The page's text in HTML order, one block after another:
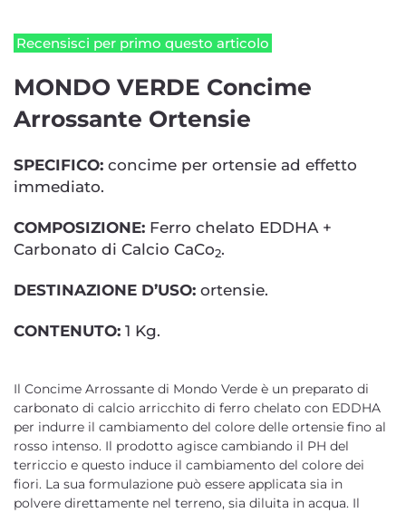
Recensisci per primo questo articolo
MONDO VERDE Concime
Arrossante Ortensie
SPECIFICO: concime per ortensie ad effetto
immediato.
COMPOSIZIONE: Ferro chelato EDDHA +
Carbonato di Calcio CaCo2.
DESTINAZIONE D’USO: ortensie.
CONTENUTO: 1 Kg.
Il Concime Arrossante di Mondo Verde è un preparato di
carbonato di calcio arricchito di ferro chelato con EDDHA
per indurre il cambiamento del colore delle ortensie fino al
rosso intenso. Il prodotto agisce cambiando il PH del
terriccio e questo induce il cambiamento del colore dei
fiori. La sua formulazione può essere applicata sia in
polvere direttamente nel terreno, sia diluita in acqua. Il